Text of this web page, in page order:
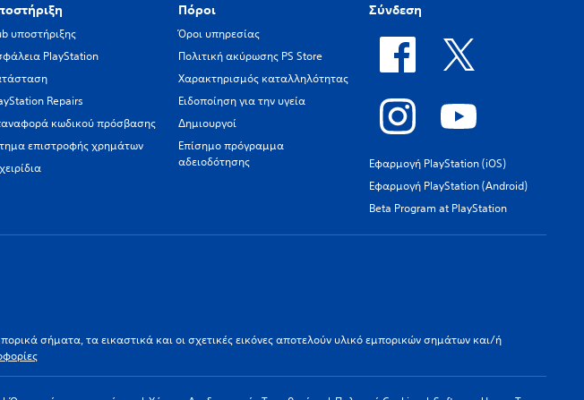
υποστήριξης
PlayStation
Repairs
κωδικού πρόσβασης
επιστροφής χρημάτων
Πόροι
Όροι υπηρεσίας
Πολιτική ακύρωσης PS Store
Χαρακτηρισμός καταλληλότητας
Ειδοποίηση για την υγεία
Δημιουργοί
Επίσημο πρόγραμμα
αδειοδότησης
Σύνδεση
Εφαρμογή PlayStation (iOS)
Εφαρμογή PlayStation (Android)
Beta Program at PlayStation
σήματα, τα εικαστικά και οι σχετικές εικόνες αποτελούν υλικό εμπορικών σημάτων και/ή